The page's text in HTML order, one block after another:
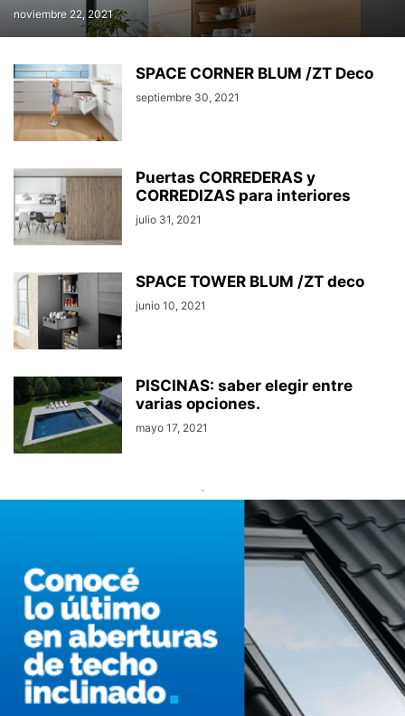
noviembre 22, 2021
SPACE CORNER BLUM /ZT Deco
septiembre 30, 2021
Puertas CORREDERAS y
CORREDIZAS para interiores
julio 31, 2021
SPACE TOWER BLUM /ZT deco
junio 10, 2021
PISCINAS: saber elegir entre
varias opciones.
mayo 17, 2021
-